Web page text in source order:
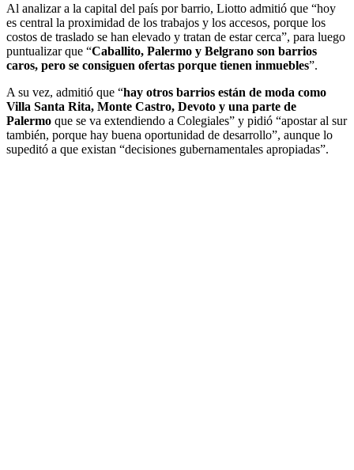
Al analizar a la capital del país por barrio, Liotto admitió que “hoy
es central la proximidad de los trabajos y los accesos, porque los
costos de traslado se han elevado y tratan de estar cerca”, para luego
puntualizar que “Caballito, Palermo y Belgrano son barrios
caros, pero se consiguen ofertas porque tienen inmuebles”.
A su vez, admitió que “hay otros barrios están de moda como
Villa Santa Rita, Monte Castro, Devoto y una parte de
Palermo que se va extendiendo a Colegiales” y pidió “apostar al sur
también, porque hay buena oportunidad de desarrollo”, aunque lo
supeditó a que existan “decisiones gubernamentales apropiadas”.